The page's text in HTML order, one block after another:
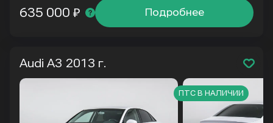
Подробнее
635 000 ₽
Audi A3 2013 г.
ПТС В НАЛИЧИИ